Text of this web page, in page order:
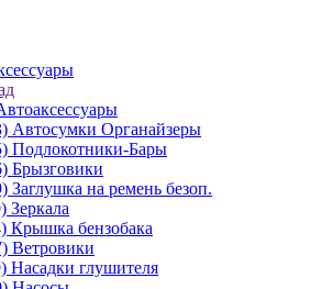
Автосумки Органайзеры
Подлокотники-Бары
Брызговики
Заглушка на ремень безоп.
Зеркала
Крышка бензобака
Ветровики
Насадки глушителя